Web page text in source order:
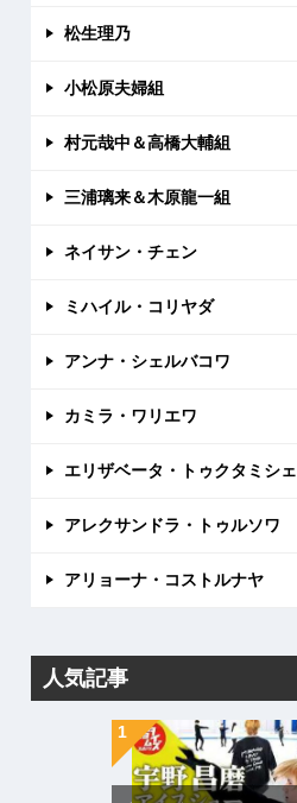
松生理乃
小松原夫婦組
村元哉中＆高橋大輔組
三浦璃来＆木原龍一組
ネイサン・チェン
ミハイル・コリヤダ
アンナ・シェルバコワ
カミラ・ワリエワ
エリザベータ・トゥクタミシェ
アレクサンドラ・トゥルソワ
アリョーナ・コストルナヤ
人気記事